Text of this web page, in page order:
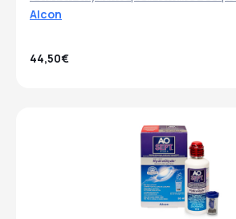
Alcon
44,50€